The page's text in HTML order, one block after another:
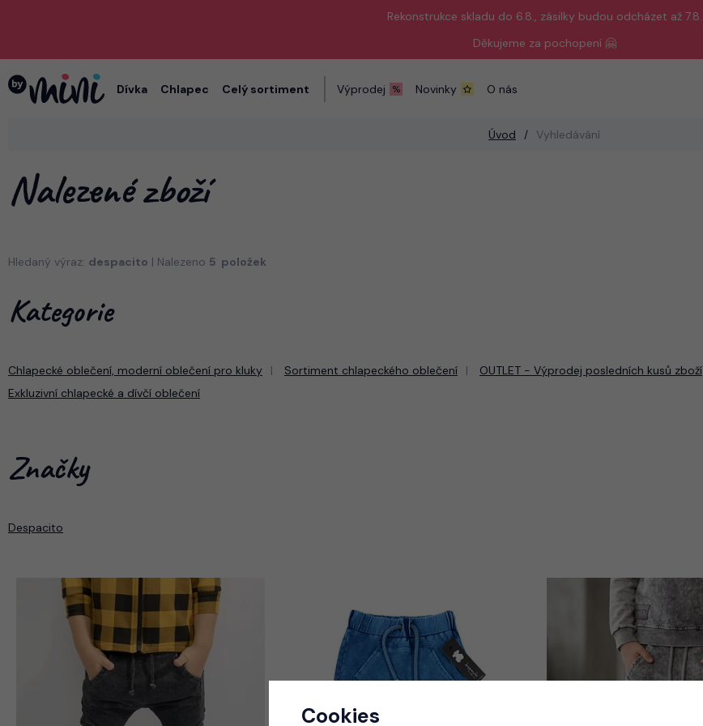
Rekonstrukce skladu do 6.8., zásilky budou odcházet až 7.8.
Děkujeme za pochopení 🤗
Dívka Chlapec Celý sortiment Výprodej Novinky O nás
Úvod Vyhledávání
Nalezené zboží
Hledaný výraz: despacito | Nalezeno 5 položek
Kategorie
Chlapecké oblečení, moderní oblečení pro kluky Sortiment chlapeckého oblečení OUTLET - Výprodej posledních kusů zboží
Exkluzivní chlapecké a dívčí oblečení
Značky
Despacito
Cookies